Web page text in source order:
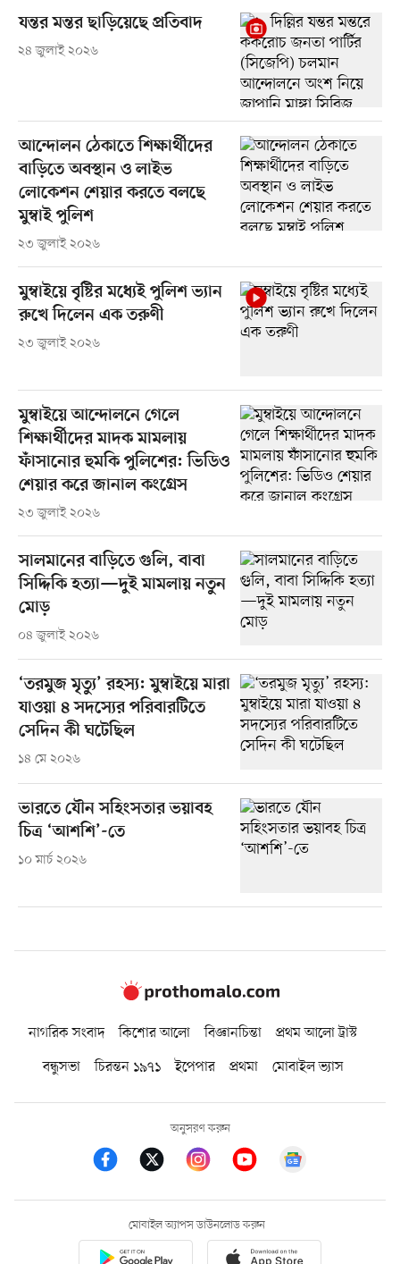
যন্তর মন্তর ছাড়িয়েছে প্রতিবাদ
২৪ জুলাই ২০২৬
আন্দোলন ঠেকাতে শিক্ষার্থীদের
বাড়িতে অবস্থান ও লাইভ
লোকেশন শেয়ার করতে বলছে
মুম্বাই পুলিশ
২৩ জুলাই ২০২৬
মুম্বাইয়ে বৃষ্টির মধ্যেই পুলিশ ভ্যান
রুখে দিলেন এক তরুণী
২৩ জুলাই ২০২৬
মুম্বাইয়ে আন্দোলনে গেলে
শিক্ষার্থীদের মাদক মামলায়
ফাঁসানোর হুমকি পুলিশের: ভিডিও
শেয়ার করে জানাল কংগ্রেস
২৩ জুলাই ২০২৬
সালমানের বাড়িতে গুলি, বাবা
সিদ্দিকি হত্যা—দুই মামলায় নতুন
মোড়
০৪ জুলাই ২০২৬
‘তরমুজ মৃত্যু’ রহস্য: মুম্বাইয়ে মারা
যাওয়া ৪ সদস্যের পরিবারটিতে
সেদিন কী ঘটেছিল
১৪ মে ২০২৬
ভারতে যৌন সহিংসতার ভয়াবহ
চিত্র ‘আশশি’-তে
১০ মার্চ ২০২৬
নাগরিক সংবাদ কিশোর আলো বিজ্ঞানচিন্তা
প্রথম আলো ট্রাস্ট
বন্ধুসভা
চিরন্তন ১৯৭১ ইপেপার প্রথমা মোবাইল ভ্যাস
অনুসরণ করুন
মোবাইল অ্যাপস ডাউনলোড করুন